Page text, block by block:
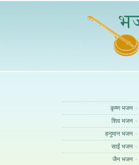
कृष्ण भजन
शिव भजन
हनुमान भजन
साईं भजन
जैन भजन